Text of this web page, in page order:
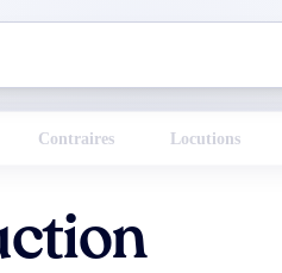
Contraires Locutions